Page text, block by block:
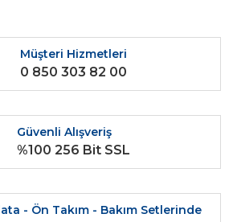
bulunuyor.
daha pahalı.
alternatifler olmalı.
Müşteri Hizmetleri
0 850 303 82 00
Güvenli Alışveriş
%100 256 Bit SSL
- Ön Takım - Bakım Setlerinde